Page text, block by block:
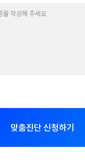
맞춤진단 신청하기